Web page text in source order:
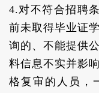
4.对不符合招聘
前未取得毕业证
询的、不能提供
料信息不实并影
格复审的人员，